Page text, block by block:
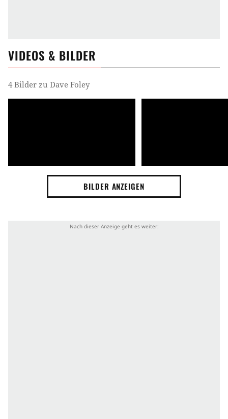
VIDEOS & BILDER
4 Bilder zu Dave Foley
BILDER ANZEIGEN